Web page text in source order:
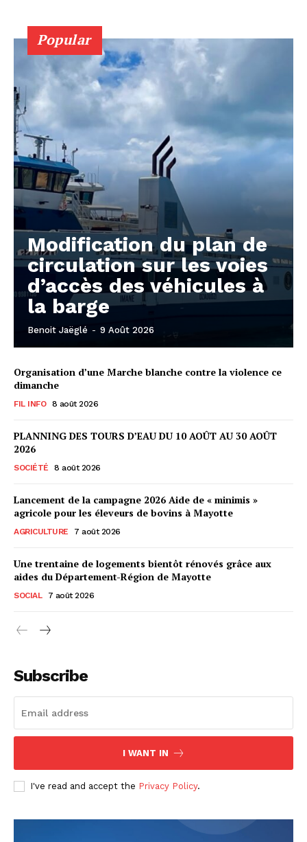
Popular
Modification du plan de
circulation sur les voies
d’accès des véhicules à
la barge
Benoit Jaëglé - 9 Août 2026
Organisation d’une Marche blanche contre la violence ce
dimanche
FIL INFO 8 août 2026
PLANNING DES TOURS D’EAU DU 10 AOÛT AU 30 AOÛT
2026
SOCIÉTÉ 8 août 2026
Lancement de la campagne 2026 Aide de « minimis »
agricole pour les éleveurs de bovins à Mayotte
AGRICULTURE 7 août 2026
Une trentaine de logements bientôt rénovés grâce aux
aides du Département-Région de Mayotte
SOCIAL 7 août 2026
Subscribe
I WANT IN
I've read and accept the Privacy Policy.